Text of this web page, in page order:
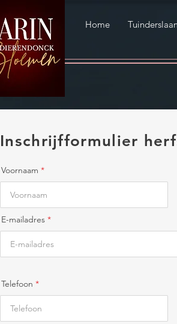
Home
Inschrijfformulier
Voornaam
E-mailadres
Telefoon